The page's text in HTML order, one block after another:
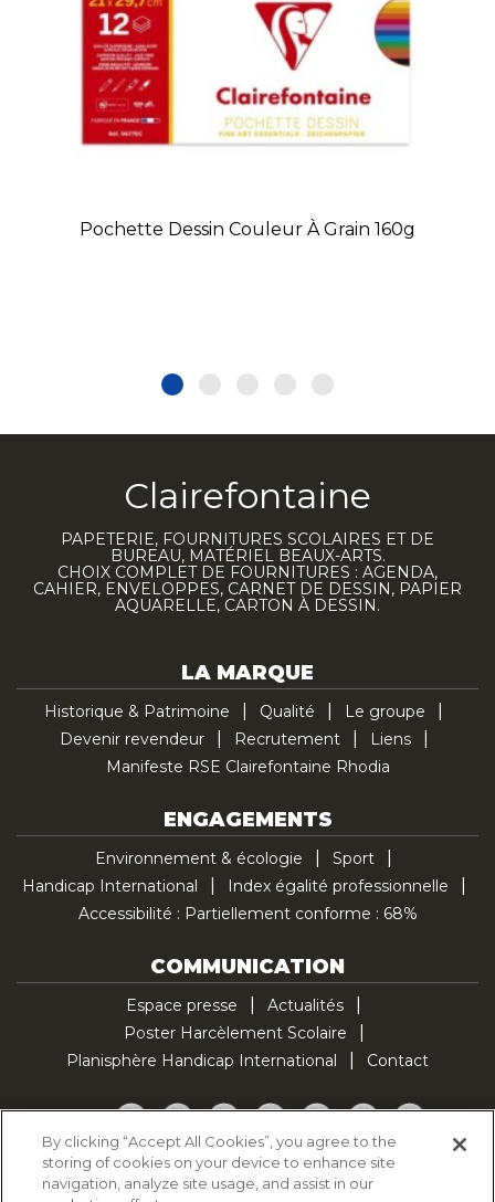
Pochette Dessin Couleur À Grain 160g
Clairefontaine
PAPETERIE, FOURNITURES SCOLAIRES ET DE
BUREAU, MATÉRIEL BEAUX-ARTS.
CHOIX COMPLET DE FOURNITURES : AGENDA,
CAHIER, ENVELOPPES, CARNET DE DESSIN, PAPIER
AQUARELLE, CARTON À DESSIN.
LA MARQUE
Historique & Patrimoine Qualité
Le groupe
Devenir revendeur
Recrutement
Liens
Manifeste RSE Clairefontaine Rhodia
ENGAGEMENTS
Environnement & écologie
Sport
Handicap International
Index égalité professionnelle
Accessibilité : Partiellement conforme : 68%
COMMUNICATION
Espace presse
Actualités
Poster Harcèlement Scolaire
Planisphère Handicap International
Contact
Facebook
TwitterYouTubePinterestInstagramLinkedInTikTok
Politique d'utilisation des cookies
By clicking “Accept All Cookies”, you agree to the
storing of cookies on your device to enhance site
navigation, analyze site usage, and assist in our